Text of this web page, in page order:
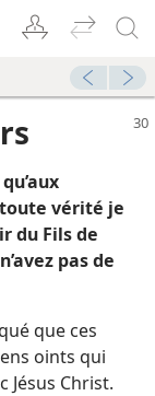
vérité je
du Fils de
pas de
que ces
oints qui
Jésus Christ.